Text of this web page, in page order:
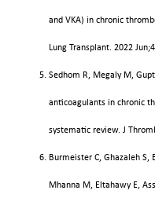
and VKA) in chronic
Lung Transplant. 2022
Sedhom R, Megaly M,
anticoagulants in chronic
systematic review. J
Burmeister C, Ghazaleh S,
Mhanna M, Eltahawy E,